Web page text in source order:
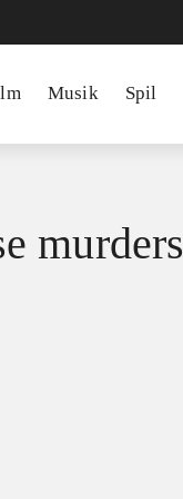
Musik Spil
murders